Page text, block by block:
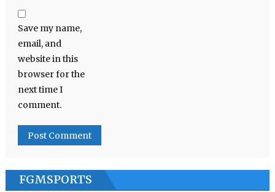
Save my name,
email, and
website in this
browser for the
next time I
comment.
FGMSPORTS